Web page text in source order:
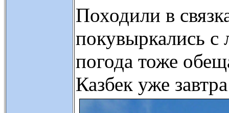
Походили в
покувыркались с
погода тоже
Казбек уже